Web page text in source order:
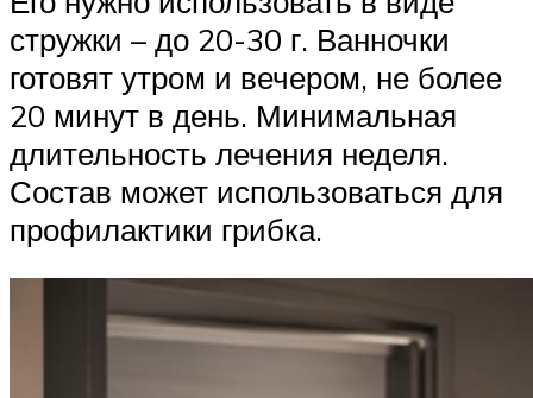
стружки – до 20-30 г. Ванночки
готовят утром и вечером, не более
20 минут в день. Минимальная
длительность лечения неделя.
Состав может использоваться для
профилактики грибка.